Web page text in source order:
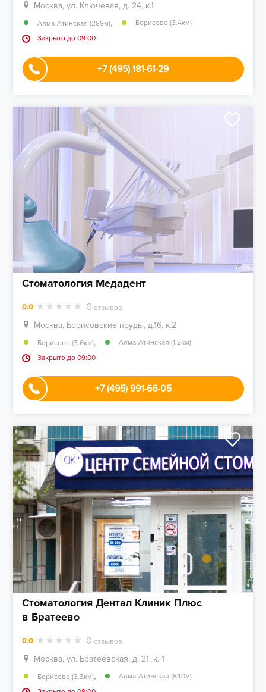
Москва, ул. Ключевая, д. 24, к.1
Алма-Атинская (289м),
Борисово (3.4км)
Закрыто до 09:00
+7 (495) 181-61-29
Стоматология Медадент
0.0 0 отзывов
Москва, Борисовские пруды, д.16, к.2
Борисово (3.6км),
Алма-Атинская (1.2км)
Закрыто до 09:00
+7 (495) 991-66-05
Стоматология Дентал Клиник Плюс
в Братеево
0.0 0 отзывов
Москва, ул. Братеевская, д. 21, к. 1
Борисово (3.3км),
Алма-Атинская (840м)